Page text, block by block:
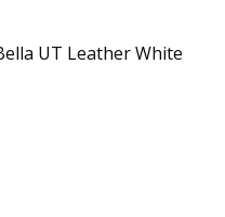
UT Leather White